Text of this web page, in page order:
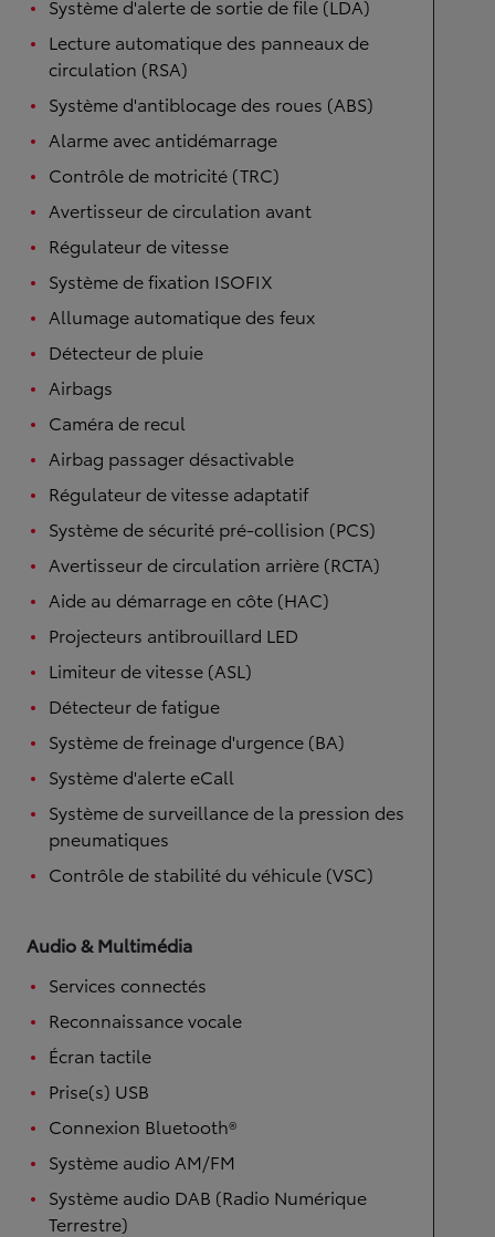
Système d'alerte de sortie de file (LDA)
Lecture automatique des panneaux de
circulation (RSA)
Système d'antiblocage des roues (ABS)
Alarme avec antidémarrage
Contrôle de motricité (TRC)
Avertisseur de circulation avant
Régulateur de vitesse
Système de fixation ISOFIX
Allumage automatique des feux
Détecteur de pluie
Airbags
Caméra de recul
Airbag passager désactivable
Régulateur de vitesse adaptatif
Système de sécurité pré-collision (PCS)
Avertisseur de circulation arrière (RCTA)
Aide au démarrage en côte (HAC)
Projecteurs antibrouillard LED
Limiteur de vitesse (ASL)
Détecteur de fatigue
Système de freinage d'urgence (BA)
Système d'alerte eCall
Système de surveillance de la pression des
pneumatiques
Contrôle de stabilité du véhicule (VSC)
Audio & Multimédia
Services connectés
Reconnaissance vocale
Écran tactile
Prise(s) USB
Connexion Bluetooth®
Système audio AM/FM
Système audio DAB (Radio Numérique
Terrestre)